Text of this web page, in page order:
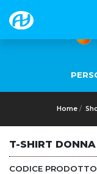
Home
T-SHIRT DONNA
CODICE